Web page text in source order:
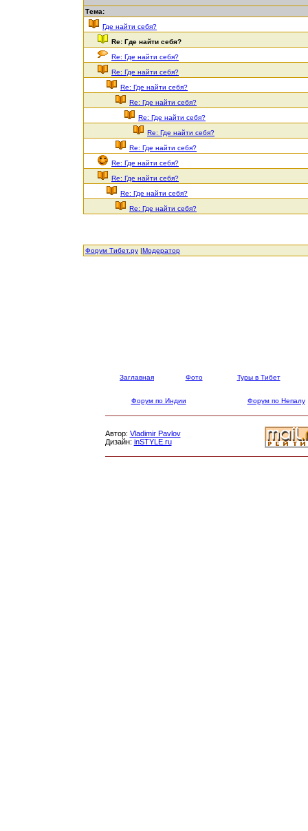
Тема:
Где найти себя?
Re: Где найти себя?
Re: Где найти себя?
Re: Где найти себя?
Re: Где найти себя?
Re: Где найти себя?
Re: Где найти себя?
Re: Где найти себя?
Re: Где найти себя?
Re: Где найти себя?
Re: Где найти себя?
Re: Где найти себя?
Re: Где найти себя?
Форум Тибет.ру |Модератор
Заглавная Фото Туры в Тибет
Форум по Индии Форум по Непалу
Автор: Vladimir Pavlov
Дизайн: inSTYLE.ru